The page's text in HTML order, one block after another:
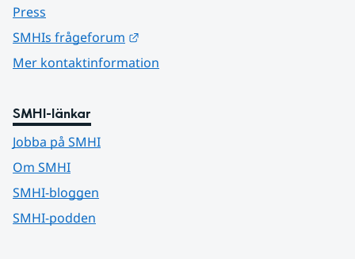
Press
SMHIs frågeforum
Mer kontaktinformation
SMHI-länkar
Jobba på SMHI
Om SMHI
SMHI-bloggen
SMHI-podden